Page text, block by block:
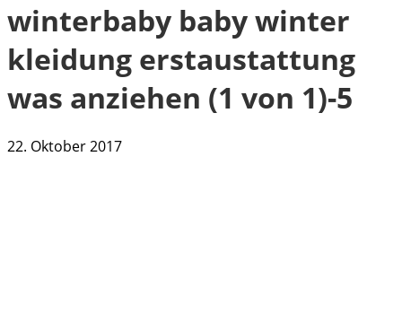
winterbaby baby winter
kleidung erstaustattung
was anziehen (1 von 1)-5
22. Oktober 2017